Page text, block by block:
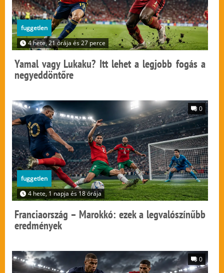
fuggetlen
4 hete, 21 órája és 27 perce
Yamal vagy Lukaku? Itt lehet a legjobb fogás a
negyeddöntőre
0
fuggetlen
4 hete, 1 napja és 18 órája
Franciaország – Marokkó: ezek a legvalószínűbb
eredmények
0